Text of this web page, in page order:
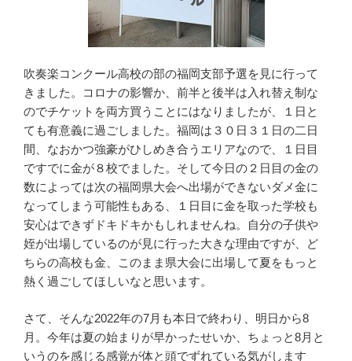
吹奏楽コンクール高校の部の福岡支部予選を見に行って
きました。コロナの影響か、前半と後半は入れ替え制な
のでチケットを両方買うことにはなりましたが、１日と
ても有意義に過ごしました。福岡は３０日３１日の二日
間、なおかつ強豪がひしめき合うエリアなので、１日目
ですでに金が８校でました。そして今日の２日目の金の
数によっては次の福岡県大会へ出場ができないダメ金に
なってしまう可能性もある、１日目に金を取った学校も
安心はできずドキドキかもしれませんね。自分の子供や
姪が出場しているのが見に行った大きな理由ですが、ど
ちらの高校も金、このまま県大会に出場して夏をもっと
熱く過ごしてほしいなと思います。
さて、そんな2022年の7月も本日で終わり、明日から8
月。今年は夏の始まりが早かったせいか、ちょっと8月と
いうのを感じる感覚が体と頭でずれている気がします